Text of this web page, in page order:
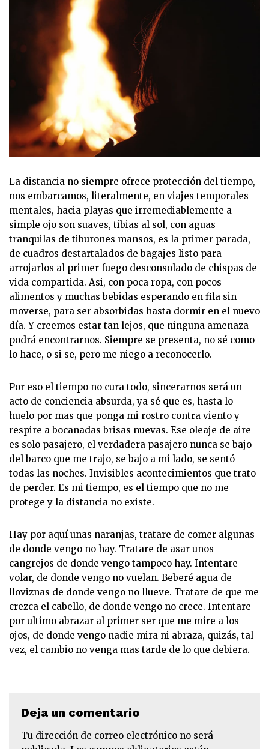
La distancia no siempre ofrece protección del tiempo,
nos embarcamos, literalmente, en viajes temporales
mentales, hacia playas que irremediablemente a
simple ojo son suaves, tibias al sol, con aguas
tranquilas de tiburones mansos, es la primer parada,
de cuadros destartalados de bagajes listo para
arrojarlos al primer fuego desconsolado de chispas de
vida compartida. Asi, con poca ropa, con pocos
alimentos y muchas bebidas esperando en fila sin
moverse, para ser absorbidas hasta dormir en el nuevo
día. Y creemos estar tan lejos, que ninguna amenaza
podrá encontrarnos. Siempre se presenta, no sé como
lo hace, o si se, pero me niego a reconocerlo.
Por eso el tiempo no cura todo, sincerarnos será un
acto de conciencia absurda, ya sé que es, hasta lo
huelo por mas que ponga mi rostro contra viento y
respire a bocanadas brisas nuevas. Ese oleaje de aire
es solo pasajero, el verdadera pasajero nunca se bajo
del barco que me trajo, se bajo a mi lado, se sentó
todas las noches. Invisibles acontecimientos que trato
de perder. Es mi tiempo, es el tiempo que no me
protege y la distancia no existe.
Hay por aquí unas naranjas, tratare de comer algunas
de donde vengo no hay. Tratare de asar unos
cangrejos de donde vengo tampoco hay. Intentare
volar, de donde vengo no vuelan. Beberé agua de
lloviznas de donde vengo no llueve. Tratare de que me
crezca el cabello, de donde vengo no crece. Intentare
por ultimo abrazar al primer ser que me mire a los
ojos, de donde vengo nadie mira ni abraza, quizás, tal
vez, el cambio no venga mas tarde de lo que debiera.
Deja un comentario
Tu dirección de correo electrónico no será